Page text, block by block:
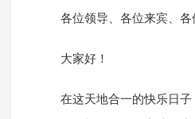
各位领导、各位来宾、各
大家好！
在这天地合一的快乐日